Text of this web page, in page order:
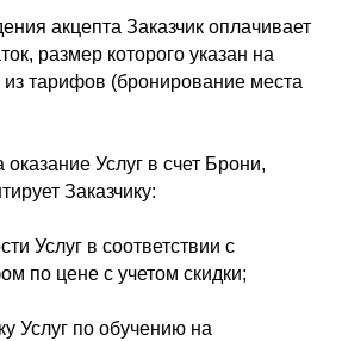
акцепта Заказчик оплачивает
размер которого указан на
тарифов (бронирование места
оказание Услуг в счет Брони,
Заказчику:
Услуг в соответствии с
по цене с учетом скидки;
Услуг по обучению на